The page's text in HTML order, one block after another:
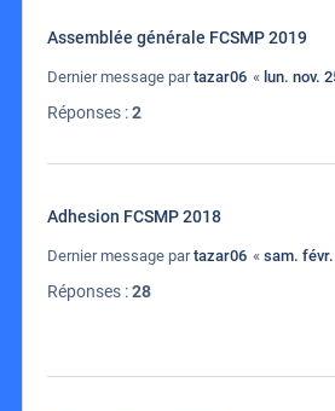
Assemblée générale FCSMP 2019
Dernier message partazar06 « lun. nov.
Réponses :2
Adhesion FCSMP 2018
Dernier message partazar06 « sam. févr.
Réponses :28